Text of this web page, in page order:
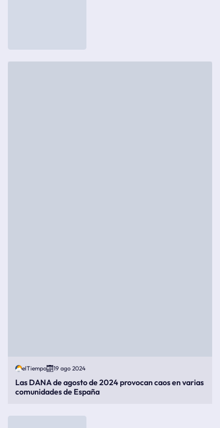
elTiempo 19 ago 2024
Las DANA de agosto de 2024 provocan caos en varias
comunidades de España